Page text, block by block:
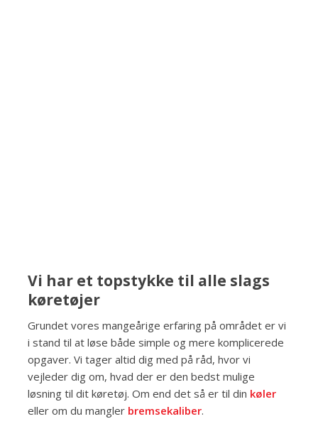
Vi har et topstykke til alle slags
køretøjer
Grundet vores mangeårige erfaring på området er vi
i stand til at løse både simple og mere komplicerede
opgaver. Vi tager altid dig med på råd, hvor vi
vejleder dig om, hvad der er den bedst mulige
løsning til dit køretøj. Om end det så er til din køler
eller om du mangler bremsekaliber.